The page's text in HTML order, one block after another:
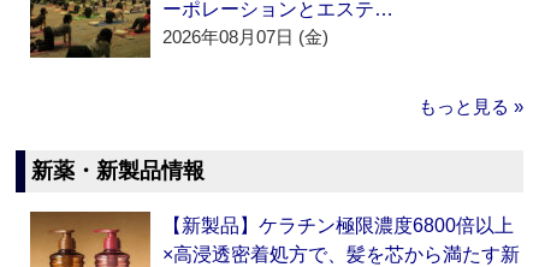
ーポレーションとエステ…
2026年08月07日 (金)
もっと見る »
新薬・新製品情報
【新製品】ケラチン極限濃度6800倍以上
×高浸透密着処方で、髪を芯から満たす新